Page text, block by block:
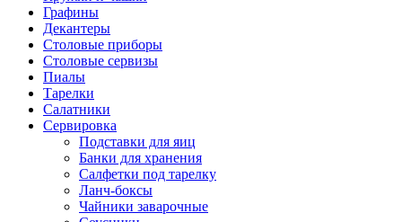
Графины
Декантеры
Столовые приборы
Столовые сервизы
Пиалы
Тарелки
Салатники
Сервировка
Подставки для яиц
Банки для хранения
Салфетки под тарелку
Ланч-боксы
Чайники заварочные